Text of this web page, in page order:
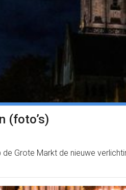
(foto’s)
Grote Markt de nieuwe